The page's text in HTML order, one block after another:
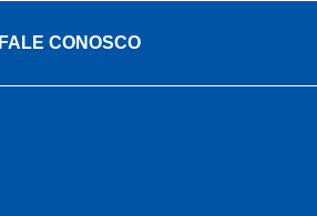
FALE CONOSCO